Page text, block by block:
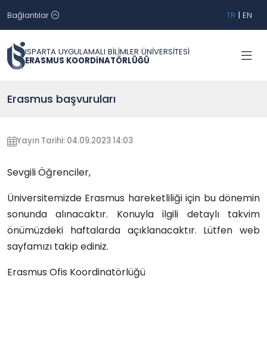
Bağlantılar TR | EN
ISPARTA UYGULAMALI BİLİMLER ÜNİVERSİTESİ
ERASMUS KOORDİNATÖRLÜĞÜ
Erasmus başvuruları
Yayın Tarihi: 04.09.2023 14:03
Sevgili Öğrenciler,
Üniversitemizde Erasmus hareketliliği için bu dönemin
sonunda alınacaktır. Konuyla ilgili detaylı takvim
önümüzdeki haftalarda açıklanacaktır. Lütfen web
sayfamızı takip ediniz.
Erasmus Ofis Koordinatörlüğü